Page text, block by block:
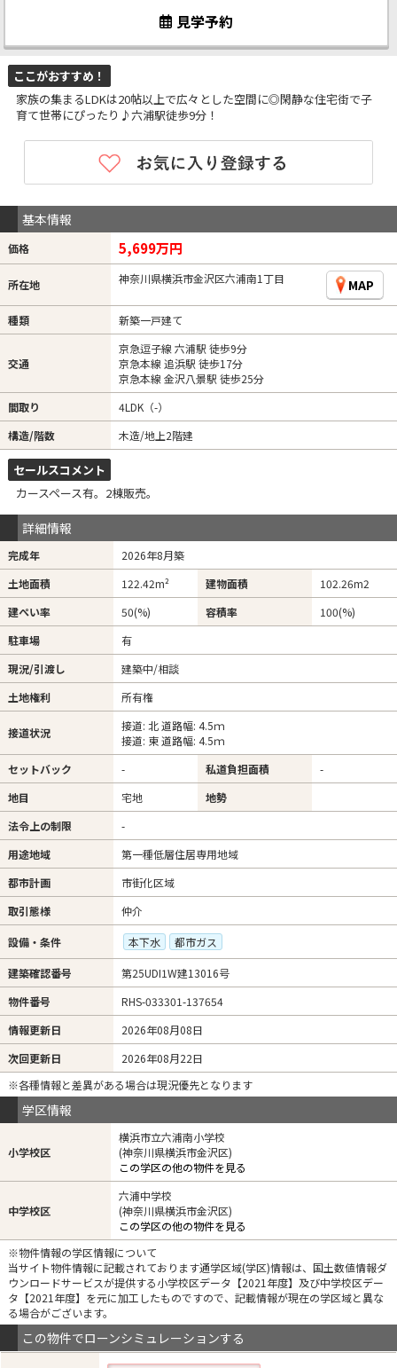
見学予約
ここがおすすめ！
家族の集まるLDKは20帖以上で広々とした空間に◎閑静な住宅街で子
育て世帯にぴったり♪六浦駅徒歩9分！
基本情報
価格 5,699万円
所在地 神奈川県横浜市金沢区六浦南1丁目 MAP
種類 新築一戸建て
交通
京急逗子線 六浦駅 徒歩9分
京急本線 追浜駅 徒歩17分
京急本線 金沢八景駅 徒歩25分
間取り
4LDK（-）
構造/階数
木造/地上2階建
セールスコメント
カースペース有。2棟販売。
詳細情報
完成年
2026年8月築
土地面積
122.42m² 建物面積 102.26m2
建ぺい率
50(%) 容積率
100(%)
駐車場
有
現況/引渡し
建築中/相談
土地権利
所有権
接道状況
接道: 北 道路幅: 4.5ｍ
接道: 東 道路幅: 4.5ｍ
セットバック
- 私道負担面積
-
地目
宅地
地勢
法令上の制限
-
用途地域
第一種低層住居専用地域
都市計画
市街化区域
取引態様
仲介
設備・条件 本下水 都市ガス
建築確認番号
第25UDI1W建13016号
物件番号
RHS-033301-137654
情報更新日
2026年08月08日
次回更新日
2026年08月22日
※各種情報と差異がある場合は現況優先となります
学区情報
小学校区
横浜市立六浦南小学校
(神奈川県横浜市金沢区)
この学区の他の物件を見る
中学校区
六浦中学校
(神奈川県横浜市金沢区)
この学区の他の物件を見る
※物件情報の学区情報について
当サイト物件情報に記載されております通学区域(学区)情報は、国土数値情報ダ
ウンロードサービスが提供する小学校区データ【2021年度】及び中学校区デー
タ【2021年度】を元に加工したものですので、記載情報が現在の学区域と異な
る場合がございます。
この物件でローンシミュレーションする